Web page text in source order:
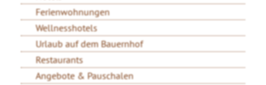
Ferienwohnungen
Wellnesshotels
Urlaub auf dem Bauernhof
Restaurants
Angebote & Pauschalen